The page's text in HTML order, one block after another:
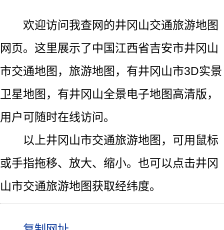
欢迎访问我查网的井冈山交通旅游地图
网页。这里展示了中国江西省吉安市井冈山
市交通地图，旅游地图，有井冈山市3D实景
卫星地图，有井冈山全景电子地图高清版，
用户可随时在线访问。
以上井冈山市交通旅游地图，可用鼠标
或手指拖移、放大、缩小。也可以点击井冈
山市交通旅游地图获取经纬度。